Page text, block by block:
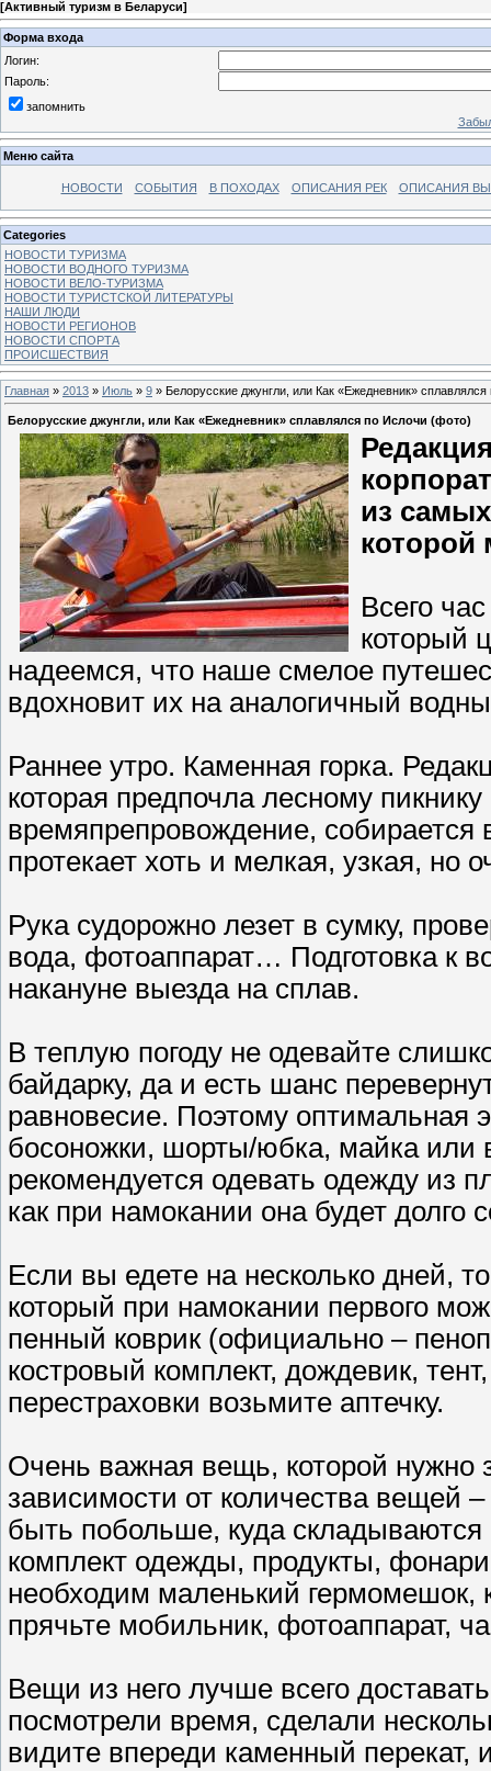
[Активный туризм в Беларуси]
Форма входа
Логин:
Пароль:
запомнить
Меню сайта
НОВОСТИ СОБЫТИЯ В ПОХОДАХ ОПИСАНИЯ РЕК ОПИСАНИЯ
Categories
НОВОСТИ ТУРИЗМА
НОВОСТИ ВОДНОГО ТУРИЗМА
НОВОСТИ ВЕЛО-ТУРИЗМА
НОВОСТИ ТУРИСТСКОЙ ЛИТЕРАТУРЫ
НАШИ ЛЮДИ
НОВОСТИ РЕГИОНОВ
НОВОСТИ СПОРТА
ПРОИСШЕСТВИЯ
Главная » 2013 » Июль » 9 » Белорусские джунгли, или Как «Ежедневник»
Белорусские джунгли, или Как «Ежедневник» сплавлялся по Ислочи (фото)
из
которой
Всего
который
надеемся, что наше смелое
вдохновит их на аналогичный
Раннее утро. Каменная горка.
которая предпочла лесному
времяпрепровождение,
протекает хоть и мелкая, узкая, но
Рука судорожно лезет в сумку,
вода, фотоаппарат… Подготовка к
накануне выезда на сплав.
В теплую погоду не одевайте
байдарку, да и есть шанс
равновесие. Поэтому оптимальная
босоножки, шорты/юбка, майка или
рекомендуется одевать одежду из
как при намокании она будет долго
Если вы едете на несколько дней,
который при намокании первого
пенный коврик (официально –
костровый комплект, дождевик,
перестраховки возьмите аптечку.
Очень важная вещь, которой нужно
зависимости от количества вещей
быть побольше, куда
комплект одежды, продукты,
необходим маленький гермомешок,
прячьте мобильник, фотоаппарат,
Вещи из него лучше всего
посмотрели время, сделали
видите впереди каменный перекат,